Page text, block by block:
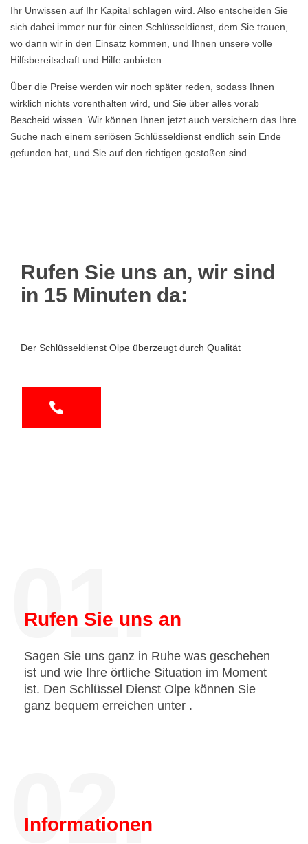
Ihr Unwissen auf Ihr Kapital schlagen wird. Also entscheiden Sie
sich dabei immer nur für einen Schlüsseldienst, dem Sie trauen,
wo dann wir in den Einsatz kommen, und Ihnen unsere volle
Hilfsbereitschaft und Hilfe anbieten.
Über die Preise werden wir noch später reden, sodass Ihnen
wirklich nichts vorenthalten wird, und Sie über alles vorab
Bescheid wissen. Wir können Ihnen jetzt auch versichern das Ihre
Suche nach einem seriösen Schlüsseldienst endlich sein Ende
gefunden hat, und Sie auf den richtigen gestoßen sind.
Rufen Sie uns an, wir sind
in 15 Minuten da:
Der Schlüsseldienst Olpe überzeugt durch Qualität
01.
Rufen Sie uns an
Sagen Sie uns ganz in Ruhe was geschehen
ist und wie Ihre örtliche Situation im Moment
ist. Den Schlüssel Dienst Olpe können Sie
ganz bequem erreichen unter .
02.
Informationen